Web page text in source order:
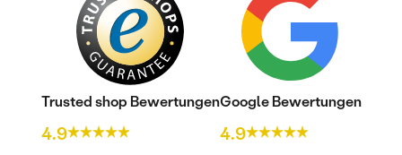
Trusted shop Bewertungen
4.9
Google Bewertungen
4.9